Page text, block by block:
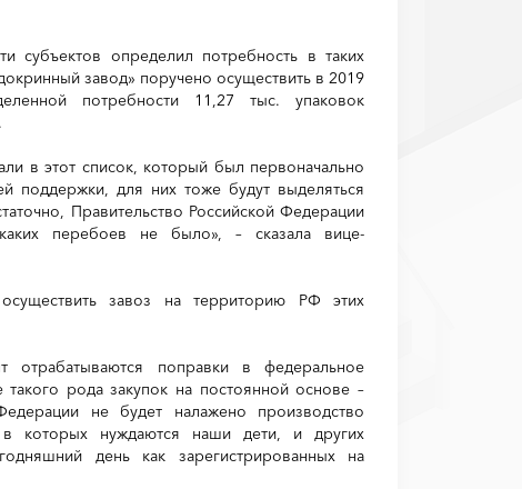
субъектов определил потребность в таких
завод» поручено осуществить в 2019
потребности 11,27 тыс. упаковок
в этот список, который был первоначально
поддержки, для них тоже будут выделяться
Правительство Российской Федерации
перебоев не было», – сказала вице-
завоз на территорию РФ этих
отрабатываются поправки в федеральное
рода закупок на постоянной основе –
не будет налажено производство
в которых нуждаются наши дети, и других
день как зарегистрированных на